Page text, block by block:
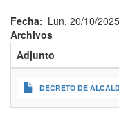
Fecha
Lun, 20/10/
Archivos
Adjunto
DECRETO DE